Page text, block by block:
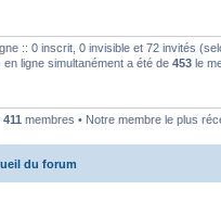
:: 0 inscrit, 0 invisible et 72 invités
en ligne simultanément a été de 453 le
411 membres • Notre membre le plus
du forum